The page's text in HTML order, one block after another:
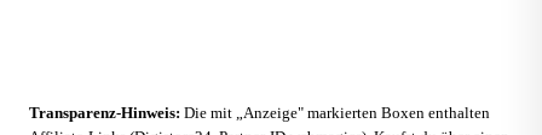
Transparenz-Hinweis: Die mit „Anzeige" markierten Boxen enthalten